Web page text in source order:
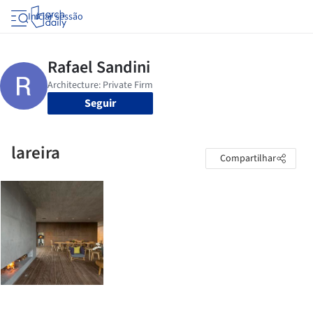
Iniciar sessão
Seguir
lareira Compartilhar